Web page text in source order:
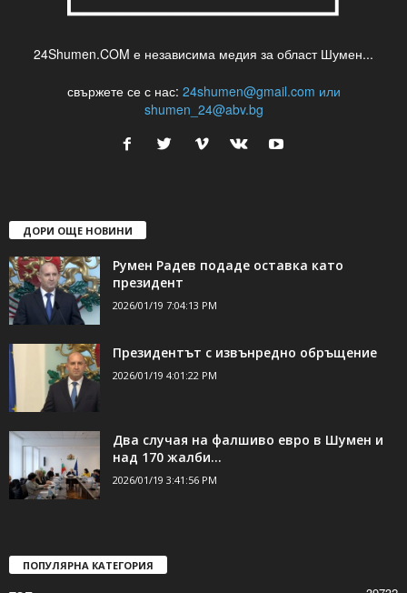
24Shumen.COM е независима медия за област Шумен...
свържете се с нас: 24shumen@gmail.com или
shumen_24@abv.bg
ДОРИ ОЩЕ НОВИНИ
Румен Радев подаде оставка като
президент
2026/01/19 7:04:13 PM
Президентът с извънредно обръщение
2026/01/19 4:01:22 PM
Два случая на фалшиво евро в Шумен и
над 170 жалби...
2026/01/19 3:41:56 PM
ПОПУЛЯРНА КАТЕГОРИЯ